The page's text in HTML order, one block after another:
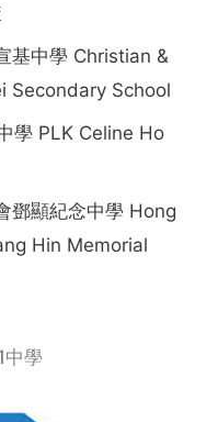
基中學 Christian &
Secondary School
學 PLK Celine Ho
鄧顯紀念中學 Hong
Hin Memorial
中學